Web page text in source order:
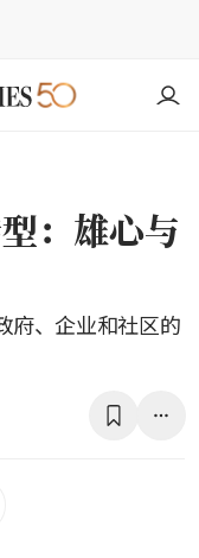
：雄心与
府、企业和社区的